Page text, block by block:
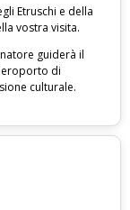
Etruschi e della
vostra visita.
guiderà il
di
culturale.